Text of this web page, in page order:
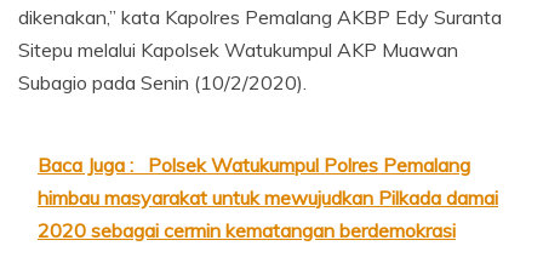
dikenakan,” kata Kapolres Pemalang AKBP Edy Suranta
Sitepu melalui Kapolsek Watukumpul AKP Muawan
Subagio pada Senin (10/2/2020).
Baca Juga :
Polsek Watukumpul Polres Pemalang
himbau masyarakat untuk mewujudkan Pilkada damai
2020 sebagai cermin kematangan berdemokrasi